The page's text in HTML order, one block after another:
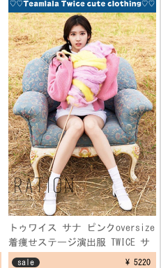
トゥワイス サナ ピンクoversize
着痩せステージ演出服 TWICE サ
ナ セーター ダンス制服衣装
sale ¥ 5220